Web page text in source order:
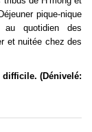
pique-nique
quotidien des
et nuitée chez des
(Dénivelé: